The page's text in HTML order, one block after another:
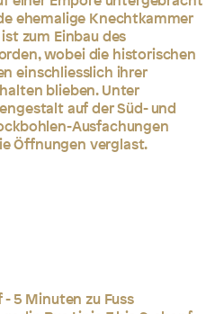
ehemalige Knechtkammer
zum Einbau des
wobei die historischen
einschliesslich ihrer
blieben. Unter
auf der Süd- und
Ausfachungen
Öffnungen verglast.
- 5 Minuten zu Fuss